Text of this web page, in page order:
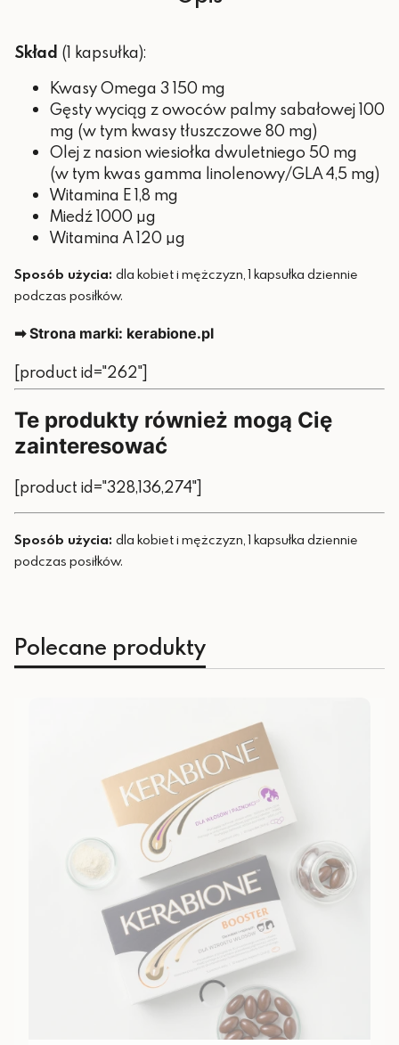
Skład (1 kapsułka):
Kwasy Omega 3 150 mg
Gęsty wyciąg z owoców palmy sabałowej 100
mg (w tym kwasy tłuszczowe 80 mg)
Olej z nasion wiesiołka dwuletniego 50 mg
(w tym kwas gamma linolenowy/GLA 4,5 mg)
Witamina E 1,8 mg
Miedź 1000 µg
Witamina A 120 µg
Sposób użycia: dla kobiet i mężczyzn, 1 kapsułka dziennie
podczas posiłków.
➡ Strona marki: kerabione.pl
[product id="262"]
Te produkty również mogą Cię
zainteresować
[product id="328,136,274"]
Sposób użycia: dla kobiet i mężczyzn, 1 kapsułka dziennie
podczas posiłków.
Polecane produkty